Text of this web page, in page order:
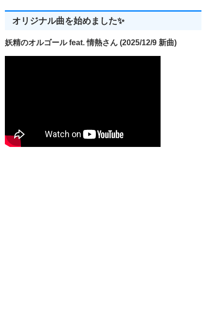
オリジナル曲を始めました✨
妖精のオルゴール feat. 情熱さん (2025/12/9 新曲)